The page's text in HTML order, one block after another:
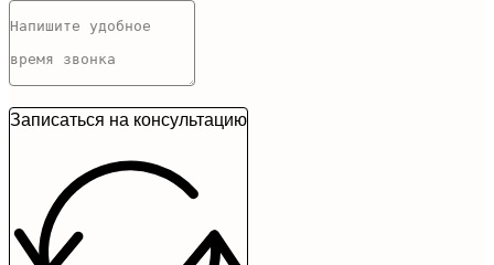
Записаться на консультацию